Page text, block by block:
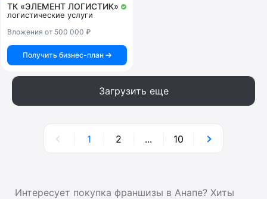
ТК «ЭЛЕМЕНТ ЛОГИСТИК»
логистические услуги
Вложения от 500 000 ₽
Получить бизнес-план
Загрузить еще
1 2 ... 10
Интересует покупка франшизы в Анапе? Хиты